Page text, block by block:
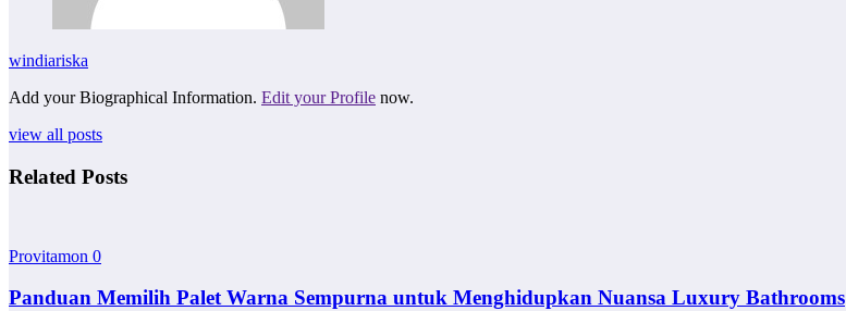
windiariska
Add your Biographical Information. Edit your Profile now.
view all posts
Related Posts
Provitamon 0
Panduan Memilih Palet Warna Sempurna untuk Menghidupkan Nuansa Luxury Bathrooms